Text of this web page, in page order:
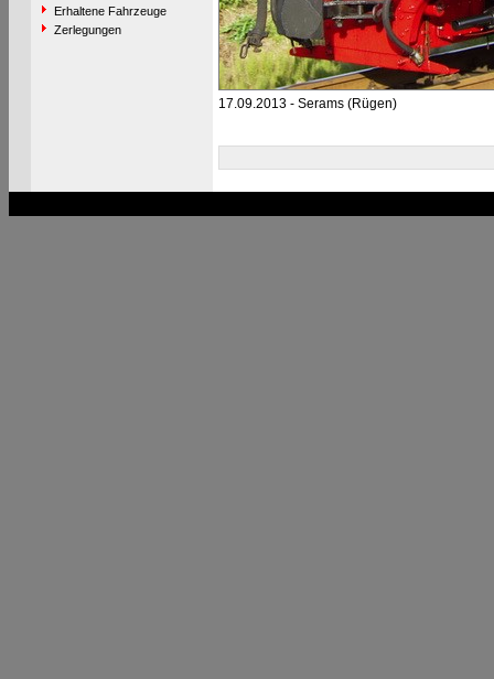
Erhaltene Fahrzeuge
Zerlegungen
17.09.2013 - Serams (Rügen)